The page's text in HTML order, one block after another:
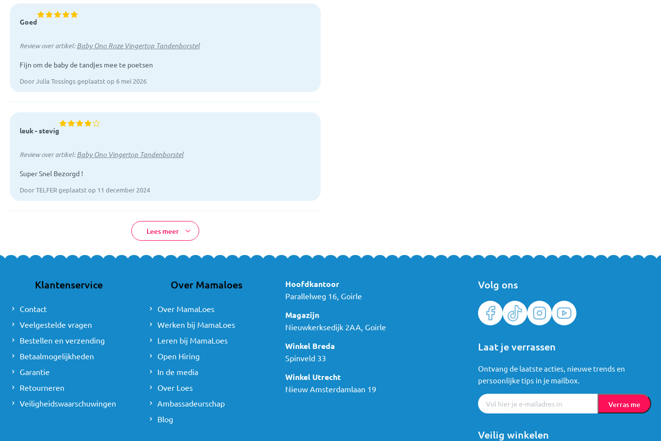
Goed
Review over artikel:Baby Ono Roze Vingertop Tandenborstel
Fijn om de baby de tandjes mee te poetsen
Door Julia Tossings geplaatst op 6 mei 2026
leuk - stevig
Review over artikel:Baby Ono Vingertop Tandenborstel
Super Snel Bezorgd !
Door TELFER geplaatst op 11 december 2024
Lees meer
Klantenservice
Contact
Veelgestelde vragen
Bestellen en verzending
Betaalmogelijkheden
Garantie
Retourneren
Veiligheidswaarschuwingen
Over Mamaloes
Over MamaLoes
Werken bij MamaLoes
Leren bij MamaLoes
Open Hiring
In de media
Over Loes
Ambassadeurschap
Blog
Hoofdkantoor
Parallelweg 16, Goirle
Magazijn
Nieuwkerksedijk 2AA, Goirle
Winkel Breda
Spinveld 33
Winkel Utrecht
Nieuw Amsterdamlaan 19
Volg ons
Veilig winkelen
Laat je verrassen
Ontvang de laatste acties, nieuwe trends en
persoonlijke tips in je mailbox.
Verras me